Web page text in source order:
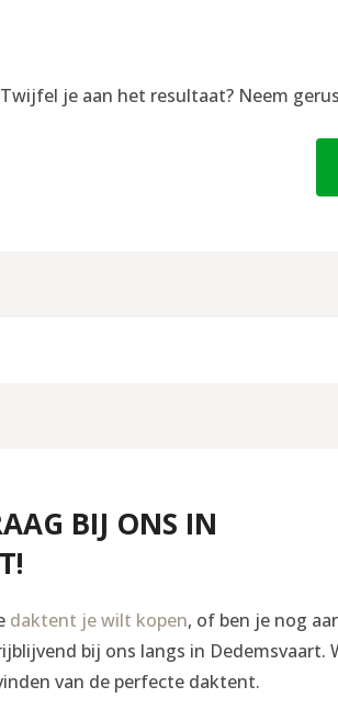
Twijfel je aan het resultaat? Neem
BIJ ONS IN
daktent je wilt kopen, of ben je nog
bij ons langs in Dedemsvaart.
van de perfecte daktent.